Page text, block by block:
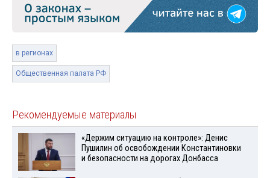
в регионах
Общественная палата РФ
Рекомендуемые материалы
«Держим ситуацию на контроле»: Денис
Пушилин об освобождении Константиновки
и безопасности на дорогах Донбасса